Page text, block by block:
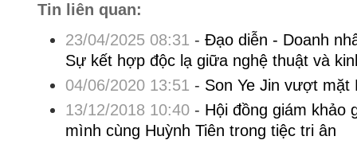
Tin liên quan:
23/04/2025 08:31 - Đạo diễn - Doanh
Sự kết hợp độc lạ giữa nghệ thuật và
04/06/2020 13:51 - Son Ye Jin vượt mặt
13/12/2018 10:40- Hội đồng giám khảo
mình cùng Huỳnh Tiên trong tiệc tri ân